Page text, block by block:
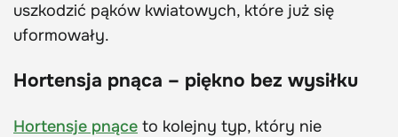
uszkodzić pąków kwiatowych, które już się
uformowały.
Hortensja pnąca – piękno bez wysiłku
Hortensje pnące to kolejny typ, który nie